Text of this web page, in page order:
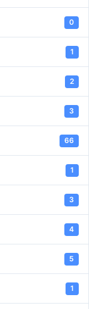
0
1
2
3
66
1
3
4
5
1